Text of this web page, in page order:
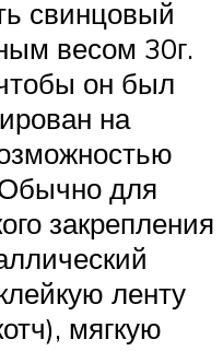
свинцовый
весом 30г.
он был
на
Обычно для
закрепления
ленту
мягкую